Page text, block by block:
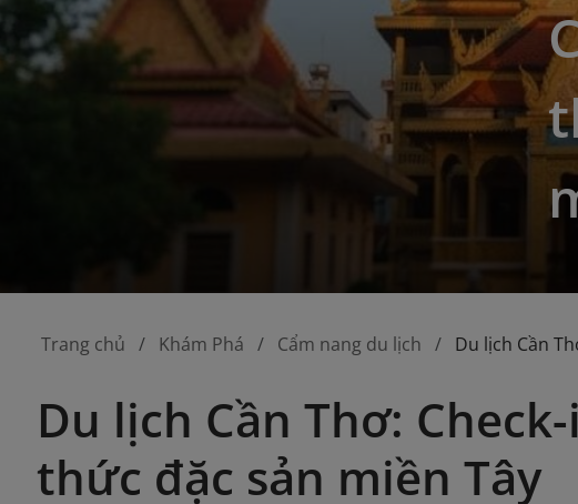
Trang chủ Khám Phá Cẩm nang du lịch Du lịch Cần
Du lịch Cần Thơ:
thức đặc sản miền Tây